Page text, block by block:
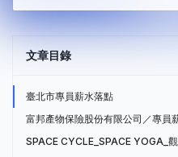
文章目錄
臺北市專員薪水落點
富邦產物保險股份有限公司／專員
SPACE CYCLE_SPACE YOGA_